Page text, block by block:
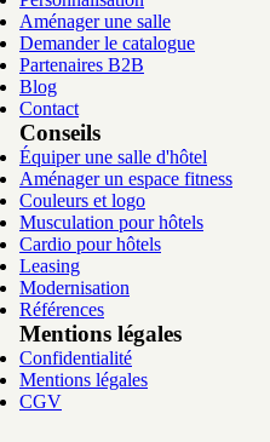
Aménager une salle
Demander le catalogue
Partenaires B2B
Blog
Contact
Conseils
Équiper une salle d'hôtel
Aménager un espace fitness
Couleurs et logo
Musculation pour hôtels
Cardio pour hôtels
Leasing
Modernisation
Références
Mentions légales
Confidentialité
Mentions légales
CGV